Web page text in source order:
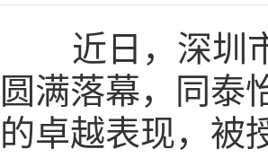
近日，深圳市
圆满落幕，同泰
的卓越表现，被